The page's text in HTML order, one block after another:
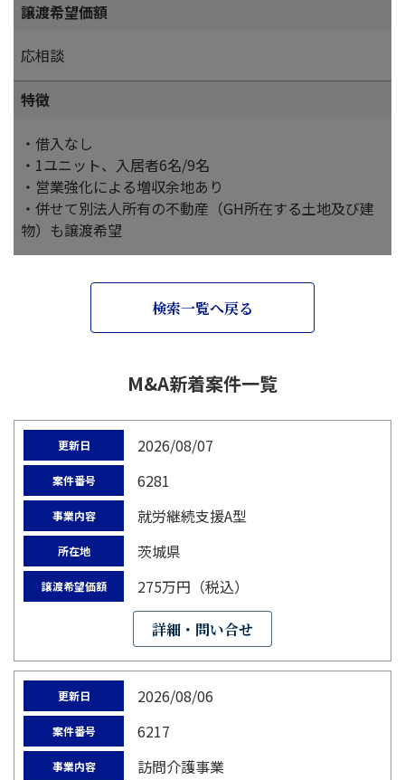
譲渡希望価額
応相談
特徴
・借入なし
・1ユニット、入居者6名/9名
・営業強化による増収余地あり
・併せて別法人所有の不動産（GH所在する土地及び建
物）も譲渡希望
検索一覧へ戻る
M&A新着案件一覧
更新日 2026/08/07
案件番号 6281
事業内容 就労継続支援A型
所在地 茨城県
譲渡希望価額 275万円（税込）
詳細・問い合せ
更新日 2026/08/06
案件番号 6217
事業内容 訪問介護事業